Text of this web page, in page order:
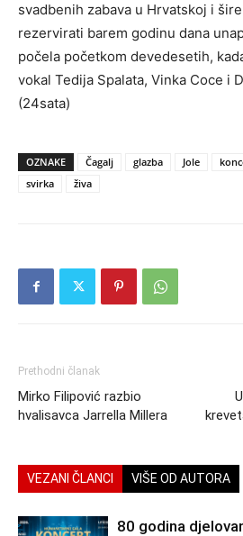
svadbenih zabava u Hrvatskoj i
rezervirati barem godinu dana
počela početkom devedesetih,
vokal Tedija Spalata, Vinka Coce i
(24sata)
OZNAKE Čagalj glazba Jole
svirka
živa
Prethodni članak
Mirko Filipović razbio
hvalisavca Jarrella Millera
VEZANI ČLANCI VIŠE OD AUTORA
80 godina